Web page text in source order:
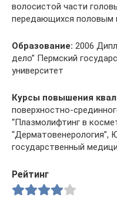
волосистой части
передающихся половым
Образование: 2006
дело” Пермский
университет
Курсы повышения
поверхностно-
“Плазмолифтинг в
“Дерматовенерология”,
государственный
Рейтинг